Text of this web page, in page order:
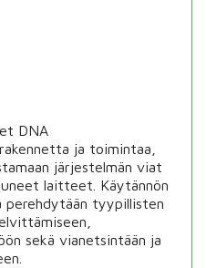
DNA
ja toimintaa,
järjestelmän viat
laitteet. Käytännön
perehdytään tyypillisten
sekä vianetsintään ja